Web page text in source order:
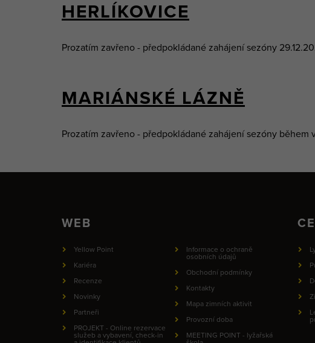
HERLÍKOVICE
Prozatím zavřeno - předpokládané zahájení sezóny
MARIÁNSKÉ LÁZNĚ
Prozatím zavřeno - předpokládané zahájení sezóny během
WEB
Yellow Point
Kariéra
Recenze
Novinky
Partneři
PROJEKT - Online rezervace
služeb a vybavení, check-in
Informace o ochraně
osobních údajů
Obchodní podmínky
Kontakty
Mapa zimních aktivit
Provozní doba
MEETING POINT - lyžařská